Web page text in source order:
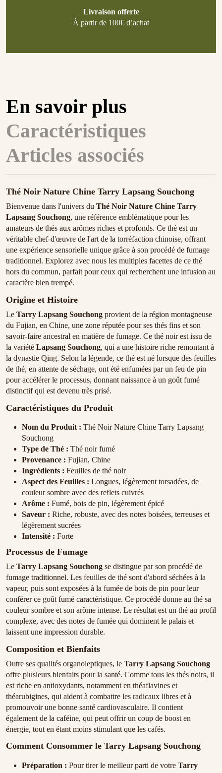
Livraison offerte
À partir de 100€ d’achat
En savoir plus
Caractéristiques
Articles associés
Thé Noir Nature Chine Tarry Lapsang Souchong
Bienvenue dans l'univers du Thé Noir Nature Chine Tarry
Lapsang Souchong, une référence emblématique pour les
amateurs de thés aux arômes riches et profonds. Ce thé est un
véritable chef-d'œuvre de l'art de la torréfaction chinoise, offrant
une expérience sensorielle unique grâce à son procédé de fumage
traditionnel. Explorez avec nous les multiples facettes de ce thé
hors du commun, parfait pour ceux qui recherchent une infusion au
caractère bien trempé.
Origine et Histoire
Le Tarry Lapsang Souchong provient de la région montagneuse
du Fujian, en Chine, une zone réputée pour ses thés fins et son
savoir-faire ancestral en matière de fumage. Ce thé noir est issu de
la variété Lapsang Souchong, qui a une histoire riche remontant à
la dynastie Qing. Selon la légende, ce thé est né lorsque des feuilles
de thé, en attente de séchage, ont été enfumées par un feu de pin
pour accélérer le processus, donnant naissance à un goût fumé
distinctif qui est devenu très prisé.
Caractéristiques du Produit
Nom du Produit : Thé Noir Nature Chine Tarry Lapsang
Souchong
Type de Thé : Thé noir fumé
Provenance : Fujian, Chine
Ingrédients : Feuilles de thé noir
Aspect des Feuilles : Longues, légèrement torsadées, de
couleur sombre avec des reflets cuivrés
Arôme : Fumé, bois de pin, légèrement épicé
Saveur : Riche, robuste, avec des notes boisées, terreuses et
légèrement sucrées
Intensité : Forte
Processus de Fumage
Le Tarry Lapsang Souchong se distingue par son procédé de
fumage traditionnel. Les feuilles de thé sont d'abord séchées à la
vapeur, puis sont exposées à la fumée de bois de pin pour leur
conférer ce goût fumé caractéristique. Ce procédé donne au thé sa
couleur sombre et son arôme intense. Le résultat est un thé au profil
complexe, avec des notes de fumée qui dominent le palais et
laissent une impression durable.
Composition et Bienfaits
Outre ses qualités organoleptiques, le Tarry Lapsang Souchong
offre plusieurs bienfaits pour la santé. Comme tous les thés noirs, il
est riche en antioxydants, notamment en théaflavines et
théarubigines, qui aident à combattre les radicaux libres et à
promouvoir une bonne santé cardiovasculaire. Il contient
également de la caféine, qui peut offrir un coup de boost en
énergie, tout en étant moins stimulant que les cafés.
Comment Consommer le Tarry Lapsang Souchong
Préparation : Pour tirer le meilleur parti de votre Tarry